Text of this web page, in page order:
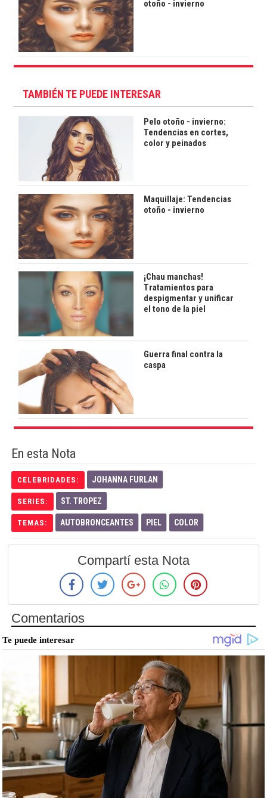
otoño - invierno
TAMBIÉN TE PUEDE INTERESAR
Pelo otoño - invierno:
Tendencias en cortes,
color y peinados
Maquillaje: Tendencias
otoño - invierno
¡Chau manchas!
Tratamientos para
despigmentar y unificar
el tono de la piel
Guerra final contra la
caspa
En esta Nota
CELEBRIDADES: JOHANNA FURLAN
SERIES: ST. TROPEZ
TEMAS: AUTOBRONCEANTES PIEL COLOR
Compartí esta Nota
Comentarios